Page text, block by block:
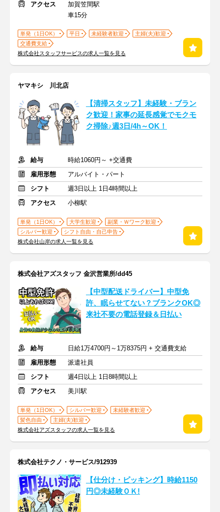
アクセス
加賀笠間駅
車15分
単発（1日OK） 平日 未経験者歓迎
主婦(夫)歓迎
交通費支給
株式会社スタッフサービスの求人一覧を見る
ヤマキシ 川北店
【清掃スタッフ】未経験・ブラン
ク歓迎！家事の延長感覚でモクモ
ク掃除♪週3日/4h～OK！
給与
時給1060円～ +交通費
雇用形態
アルバイト・パート
シフト
週3日以上 1日4時間以上
アクセス
小柳駅
単発（1日OK） 大学生歓迎
副業・Ｗワーク歓迎
シルバー歓迎
シフト自由・自己申告
株式会社山岸の求人一覧を見る
株式会社アズスタッフ 金沢営業所/dd45
【中型配送ドライバー】中型免
許、眠らせてない？ブランクOK◎
来社不要の電話登録＆日払い
給与
日給1万4700円～1万8375円 + 交通費支給
雇用形態
派遣社員
シフト
週4日以上 1日8時間以上
アクセス
美川駅
単発（1日OK） シルバー歓迎
未経験者歓迎
髪色自由
主婦(夫)歓迎
株式会社アズスタッフの求人一覧を見る
株式会社テクノ・サービス/912939
【仕分け・ピッキング】時給1150
円◎未経験ＯＫ!